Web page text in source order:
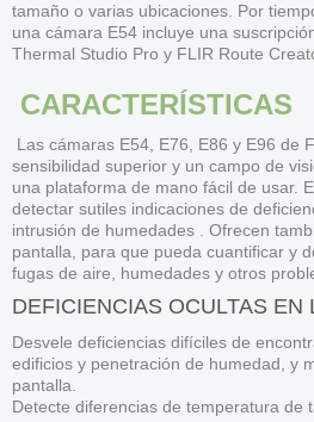
tamaño o varias ubicaciones. Por
una cámara E54 incluye una
Thermal Studio Pro y FLIR Route
CARACTERÍSTICAS
Las cámaras E54, E76, E86 y E96 de
sensibilidad superior y un campo de
una plataforma de mano fácil de usar.
detectar sutiles indicaciones de
intrusión de humedades . Ofrecen
pantalla, para que pueda cuantificar y
fugas de aire, humedades y otros
DEFICIENCIAS OCULTAS EN
Desvele deficiencias difíciles de
edificios y penetración de humedad, y
pantalla.
Detecte diferencias de temperatura de